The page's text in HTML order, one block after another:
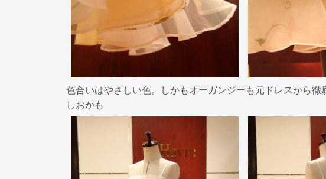
色合いはやさしい色。しかもオーガンジーも元ドレスから
しおかも